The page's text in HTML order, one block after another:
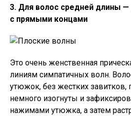
3. Для волос средней длины
с прямыми концами
Это очень женственная
линиям симпатичных волн.
утюжок, без жестких завитков,
немного изогнуты и
нажимами утюжка, а затем